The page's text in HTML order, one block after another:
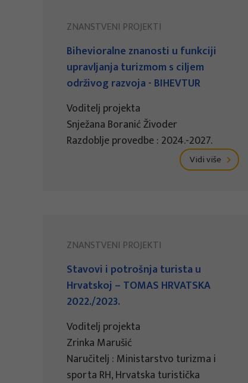
ZNANSTVENI PROJEKTI
Bihevioralne znanosti u funkciji
upravljanja turizmom s ciljem
održivog razvoja - BIHEVTUR
Voditelj projekta
Snježana Boranić Živoder
Razdoblje provedbe : 2024.-2027.
Vidi više
ZNANSTVENI PROJEKTI
Stavovi i potrošnja turista u
Hrvatskoj – TOMAS HRVATSKA
2022./2023.
Voditelj projekta
Zrinka Marušić
Naručitelj : Ministarstvo turizma i
sporta RH, Hrvatska turistička